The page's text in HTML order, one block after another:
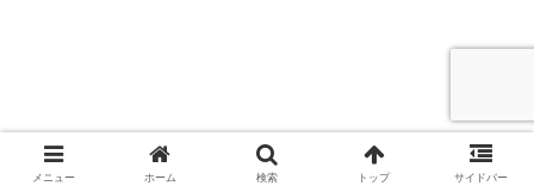
メニュー ホーム 検索 トップ サイドバー